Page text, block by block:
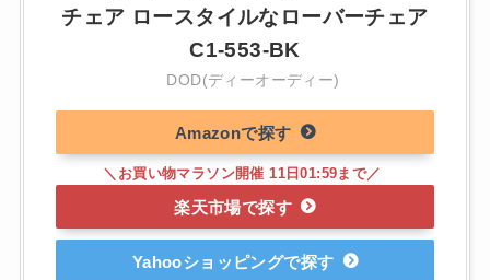
チェア ロースタイルなローバーチェア
C1-553-BK
DOD(ディーオーディー)
Amazon
楽天市場
Yahooショッピング